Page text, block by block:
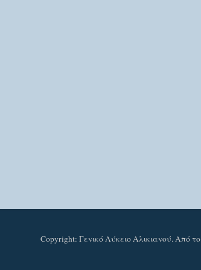
Copyright: Γενικό Λύκειο Αλικιανού. Από το